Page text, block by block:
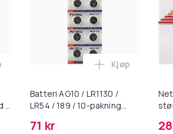
SoundTrue, SoundLink Black i
-
Magetrener, 6-rørs fotpedal
Batteri AG10 / LR1130 /
LR54 / 189 / 10-pakning
71 kr
Legg Batteri
Kjøp